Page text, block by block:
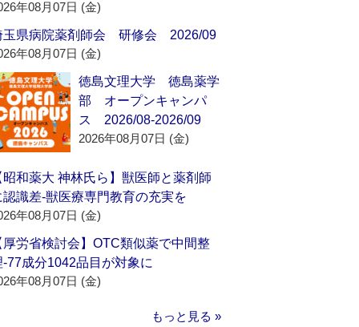
年08月07日 (金)
玉県病院薬剤師会 研修会 2026/09
年08月07日 (金)
徳島文理大学 徳島薬学
部 オープンキャンパ
ス 2026/08-2026/09
2026年08月07日 (金)
昭和薬大 神林氏ら】獣医師と薬剤師
認識差‐獣医療専門教育の充実を
年08月07日 (金)
厚労省検討会】OTC類似薬で中間整
‐77成分1042品目が対象に
年08月07日 (金)
もっと見る »